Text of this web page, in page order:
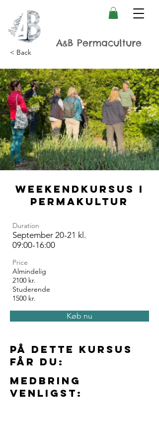
A&B Permaculture
< Back
Weekendkursus i
Permakultur
Duration
September 20-21 kl.
09:00-16:00
Price
Almindelig
2100 kr.
Studerende
1500 kr.
Køb nu
På dette kursus
får du:
Medbring
venligst: